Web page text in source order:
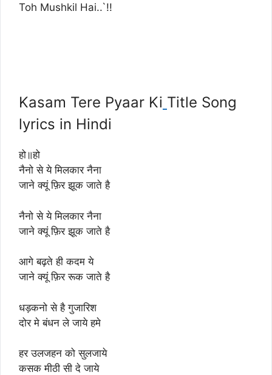
Toh Mushkil Hai..`!!
Kasam Tere Pyaar Ki Title Song
lyrics in Hindi
हो॥हो
नैनो से ये मिलकार नैना
जाने क्यूं फ़िर झूक जाते है
नैनो से ये मिलकार नैना
जाने क्यूं फ़िर झूक जाते है
आगे बढ़ते ही कदम ये
जाने क्यूं फ़िर रूक जाते है
धड़कनो से है गुजारिश
दोर मे बंधन ले जाये हमे
हर उलजहन को सुलजाये
कसक मीठी सी दे जाये